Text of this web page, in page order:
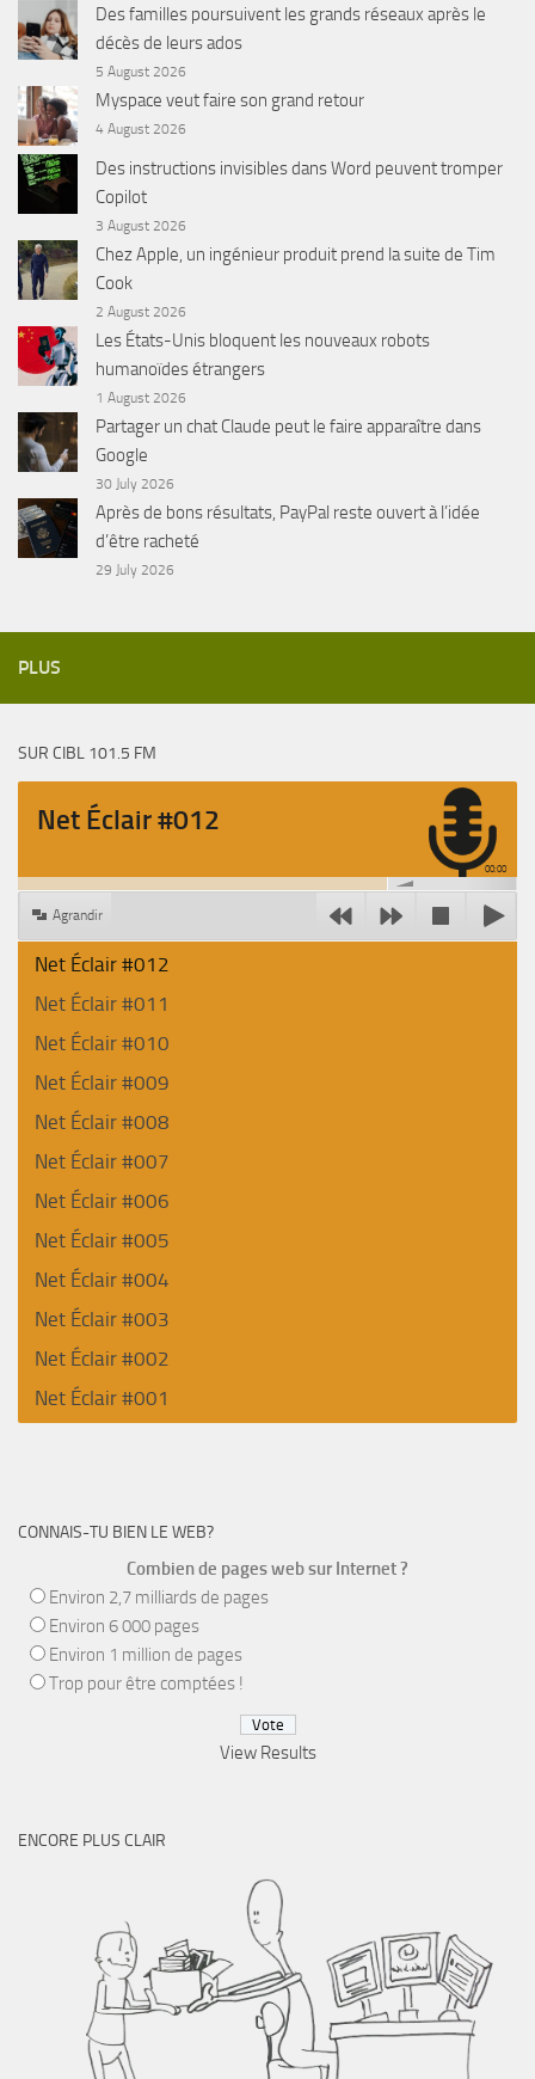
Des familles poursuivent les grands réseaux après le
décès de leurs ados
5 August 2026
Myspace veut faire son grand retour
4 August 2026
Des instructions invisibles dans Word peuvent tromper
Copilot
3 August 2026
Chez Apple, un ingénieur produit prend la suite de Tim
Cook
2 August 2026
Les États-Unis bloquent les nouveaux robots
humanoïdes étrangers
1 August 2026
Partager un chat Claude peut le faire apparaître dans
Google
30 July 2026
Après de bons résultats, PayPal reste ouvert à l’idée
d’être racheté
29 July 2026
PLUS
SUR CIBL 101.5 FM
Net Éclair #012
00:00
Agrandir
Net Éclair #012
Net Éclair #011
Net Éclair #010
Net Éclair #009
Net Éclair #008
Net Éclair #007
Net Éclair #006
Net Éclair #005
Net Éclair #004
Net Éclair #003
Net Éclair #002
Net Éclair #001
CONNAIS-TU BIEN LE WEB?
Combien de pages web sur Internet ?
Environ 2,7 milliards de pages
Environ 6 000 pages
Environ 1 million de pages
Trop pour être comptées !
View Results
ENCORE PLUS CLAIR